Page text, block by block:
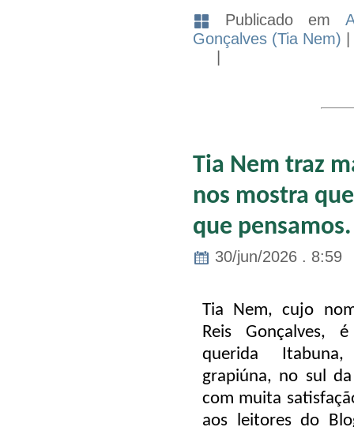
Publicado em
Gonçalves (Tia Nem) |
Tia Nem traz
nos mostra
que pensamos.
30/jun/2026 . 8:59
Tia Nem, cujo
Reis Gonçalves,
querida
grapiúna, no sul
com muita
aos leitores do